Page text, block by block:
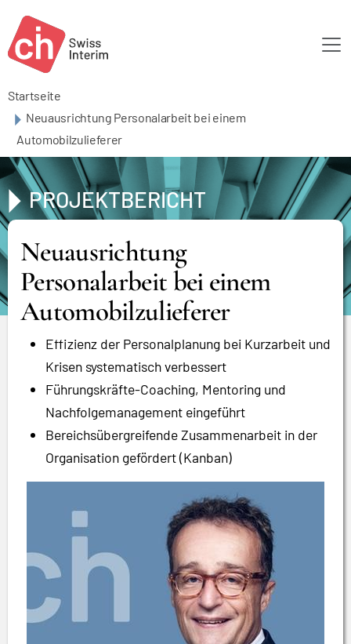
Startseite
Neuausrichtung Personalarbeit bei einem
Automobilzulieferer
PROJEKTBERICHT
Neuausrichtung
Personalarbeit bei einem
Automobilzulieferer
Effizienz der Personalplanung bei Kurzarbeit und
Krisen systematisch verbessert
Führungskräfte-Coaching, Mentoring und
Nachfolgemanagement eingeführt
Bereichsübergreifende Zusammenarbeit in der
Organisation gefördert (Kanban)